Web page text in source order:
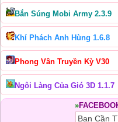
Bắn Súng Mobi Army 2.3.9
Khí Phách Anh Hùng 1.6.8
Phong Vân Truyền Kỳ V30
Ngôi Làng Của Gió 3D 1.1.7
»